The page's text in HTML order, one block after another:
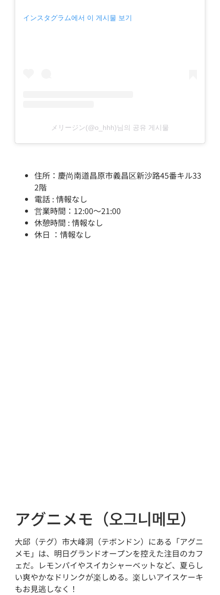
インスタグラム에서 이 게시물 보기
メリージン(@o_hhh)님의 공유 게시물
住所：慶尚南道昌原市義昌区新沙路45番キル33
2階
電話 : 情報なし
営業時間：12:00～21:00
休憩時間 : 情報なし
休日 ：情報なし
アグニメモ（오그니메모）
大邱（テグ）市大峰洞（テボンドン）にある「アグニ
メモ」は、明日グランドオープンを控えた注目のカフ
ェだ。レモンパイやスイカシャーベットなど、夏らし
い爽やかなドリンクが楽しめる。楽しいアイスケーキ
もお見逃しなく！